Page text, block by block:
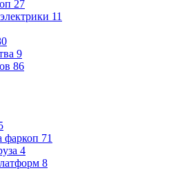
27
11
9
86
фаркоп 71
4
8